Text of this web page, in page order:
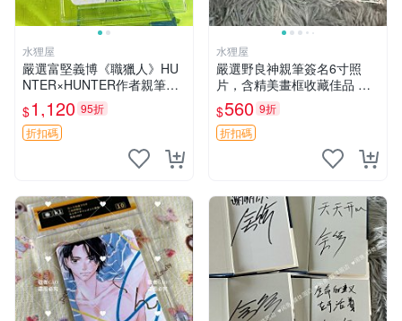
水狸屋
嚴選富堅義博《職獵人》HU
NTER×HUNTER作者親筆簽
名照3寸尺寸日版中古隨機發
貨 職獵人 富堅義博 簽名照
$1,120 95折
折扣碼
水狸屋
嚴選野良神親筆簽名6寸照
片，含精美畫框收藏佳品 單
張或多拍皆可，收藏級親筆簽
名周邊推薦 附面簽與好友合
作獲得，獨家珍藏資深粉必備
野良神 簽名照 結婚結
$560 9折
折扣碼